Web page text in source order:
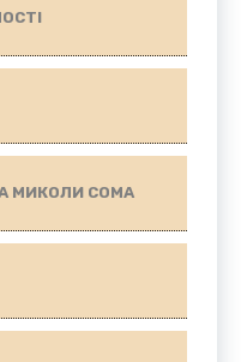
МИКОЛИ СОМА